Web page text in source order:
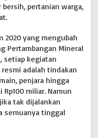
pertanian warga,
2020 yang mengubah
Pertambangan Mineral
setiap kegiatan
adalah tindakan
penjara hingga
miliar. Namun
tak dijalankan
semuanya tinggal